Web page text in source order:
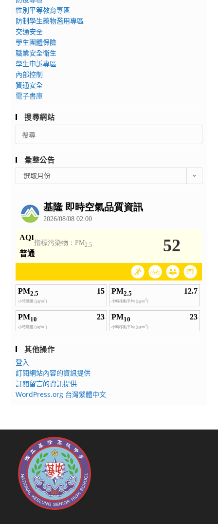
性別平等教育專區
防制學生藥物濫用專區
交通安全
學生團體保險
職業安全衛生
學生申訴專區
內部控制
資通安全
電子書庫
搜尋網站
Search
for:
彙整公告
整
選取月份
其他操作
登入
訂閱網站內容的資訊提供
訂閱留言的資訊提供
WordPress.org 台灣繁體中文